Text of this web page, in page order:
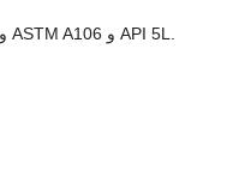
عادة ما يتم إنتاج جدول 80 من أنابيب الصلب المجلفن وفقًا لمعايير مثل ASTM A53 و ASTM A106 و API 5L.